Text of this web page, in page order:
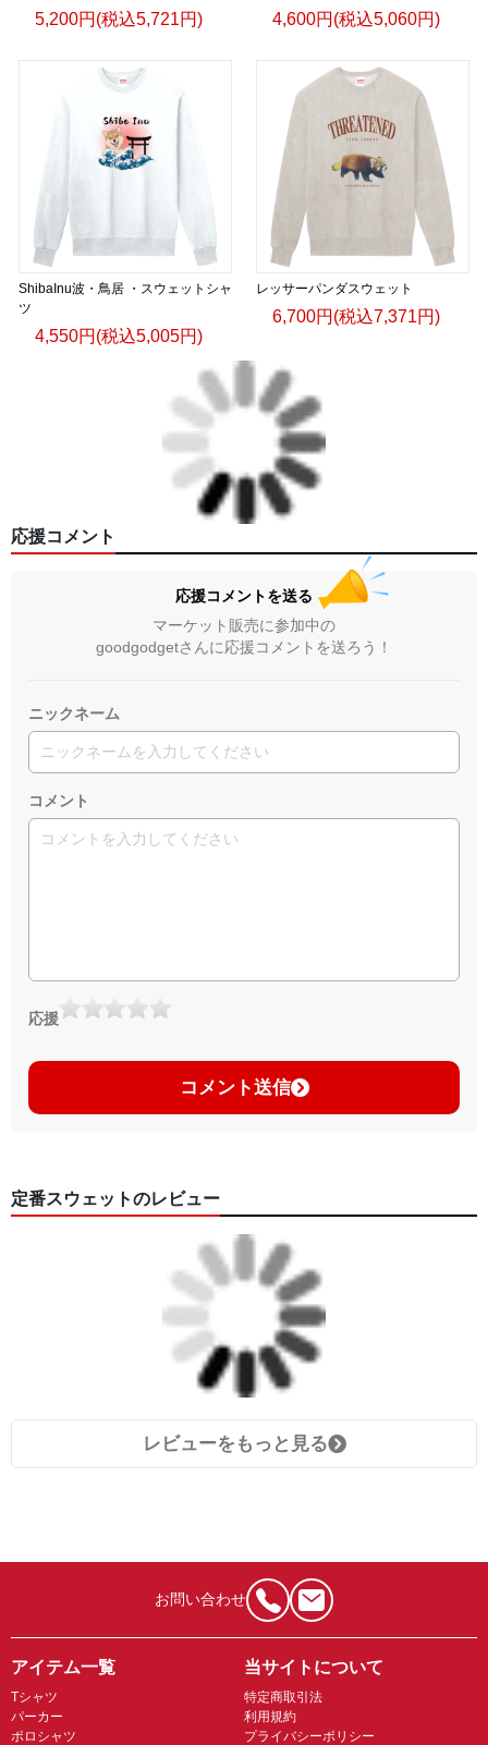
5,200円(税込5,721円) 4,600円(税込5,060円)
ShibaInu波・鳥居 ・スウェットシャ
ツ
4,550円(税込5,005円)
レッサーパンダスウェット
6,700円(税込7,371円)
応援コメント
応援コメントを送る
マーケット販売に参加中の
goodgodgetさんに応援コメントを送ろう！
ニックネーム
コメント
応援
コメント送信
定番スウェットのレビュー
レビューをもっと見る
お問い合わせ
アイテム一覧
Tシャツ
パーカー
ポロシャツ
当サイトについて
特定商取引法
利用規約
プライバシーポリシー